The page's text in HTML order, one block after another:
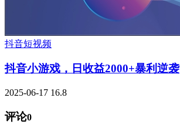
抖音短视频
抖音小游戏，日收益2000+暴利逆袭
2025-06-17 16.8
评论0